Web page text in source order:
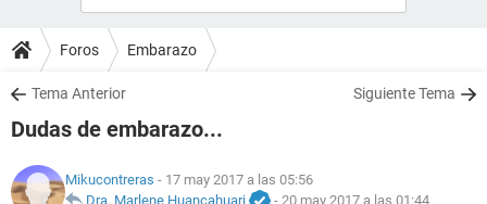
FOROS
SALUD
Foros Embarazo
Tema Anterior Siguiente Tema
Dudas de embarazo...
Mikucontreras - 17 may 2017 a las 05:56
Dra. Marlene Huancahuari
- 20 may 2017 a las 01:44